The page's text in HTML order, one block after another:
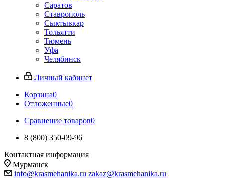
Саратов
Ставрополь
Сыктывкар
Тольятти
Тюмень
Уфа
Челябинск
Личный кабинет
Корзина0
Отложенные0
Сравнение товаров0
8 (800) 350-09-96
Контактная информация
Мурманск
info@krasmehanika.ru zakaz@krasmehanika.ru